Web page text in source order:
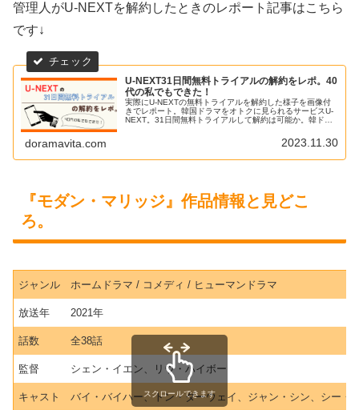
管理人がU-NEXTを解約したときのレポート記事はこちら
です↓
U-NEXT31日間無料トライアルの解約をレポ。40
代の私でもできた！
実際にU-NEXTの無料トライアルを解約した様子を画像付
きでレポート。韓国ドラマをオトクに見られるサービスU-
NEXT。31日間無料トライアルして解約は可能か。韓ドラ
doramavita.com 2023.11.30
『モダン・マリッジ』作品情報と見どこ
ろ。
ジャンル ホームドラマ / コメディ / ヒューマンドラマ
放送年 2021年
話数 全38話
監督 シェン・イエン、リウ・ハイボー
キャスト バイ・バイハー、トン・ダーウェイ、ジャン・シン、シー
スクロールできます